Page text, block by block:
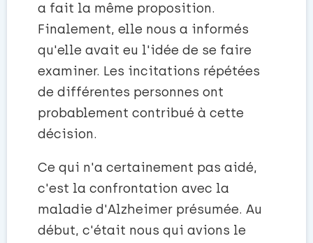
a fait la même proposition.
Finalement, elle nous a informés
qu'elle avait eu l'idée de se faire
examiner. Les incitations répétées
de différentes personnes ont
probablement contribué à cette
décision.
Ce qui n'a certainement pas aidé,
c'est la confrontation avec la
maladie d'Alzheimer présumée. Au
début, c'était nous qui avions le